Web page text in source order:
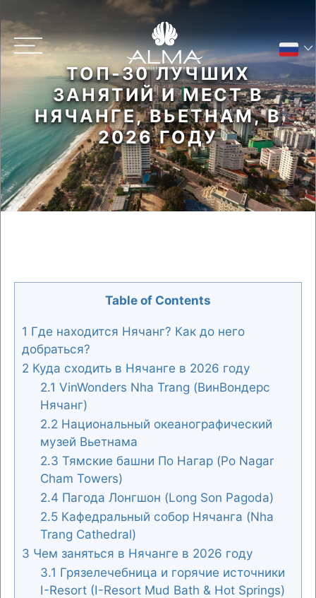
Main menu
ТОП-30 ЛУЧШИХ
ЗАНЯТИЙ И МЕСТ В
НЯЧАНГЕ, ВЬЕТНАМ, В
2026 ГОДУ
Table of Contents
1 Где находится Нячанг? Как до него
добраться?
2 Куда сходить в Нячанге в 2026 году
2.1 VinWonders Nha Trang (ВинВондерс
Нячанг)
2.2 Национальный океанографический
музей Вьетнама
2.3 Тямские башни По Нагар (Po Nagar
Cham Towers)
2.4 Пагода Лонгшон (Long Son Pagoda)
2.5Кафедральный собор Нячанга (Nha
Trang Cathedral)
3 Чем заняться в Нячанге в 2026 году
3.1 Грязелечебница и горячие источники
I-Resort (I-Resort Mud Bath & Hot Springs)